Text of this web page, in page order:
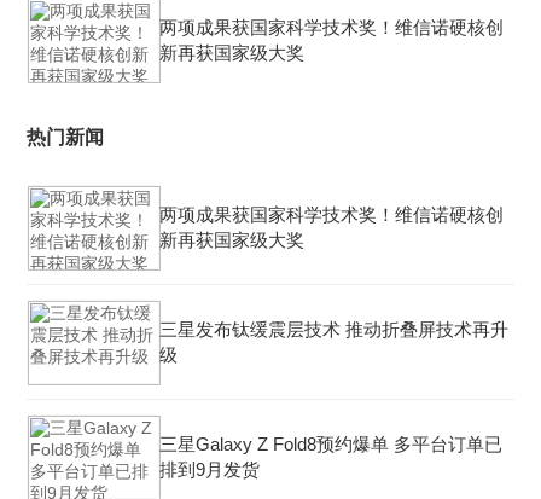
两项成果获国家科学技术奖！维信诺硬核创
新再获国家级大奖
热门新闻
两项成果获国家科学技术奖！维信诺硬核创
新再获国家级大奖
三星发布钛缓震层技术 推动折叠屏技术再升
级
三星Galaxy Z Fold8预约爆单 多平台订单已
排到9月发货